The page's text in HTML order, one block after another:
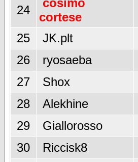
24
cosimo
cortese
25 JK.plt
26
ryosaeba
27
Shox
28
Alekhine
29
Giallorosso
30
Riccisk8